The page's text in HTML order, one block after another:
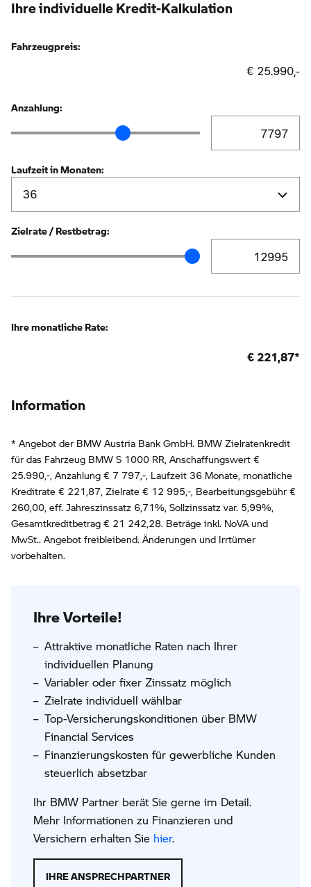
Ihre individuelle Kredit-Kalkulation
Fahrzeugpreis:
€ 25.990,-
Anzahlung:
Anzahlung Schieberegler
Laufzeit in Monaten:
Zielrate / Restbetrag:
Zielrate / Restbetrag Schieberegler
Ihre monatliche Rate:
€ 221,87*
Information
* Angebot der BMW Austria Bank GmbH. BMW Zielratenkredit
für das Fahrzeug BMW S 1000 RR, Anschaffungswert €
25.990,-, Anzahlung € 7 797,-, Laufzeit 36 Monate, monatliche
Kreditrate € 221,87, Zielrate € 12 995,-, Bearbeitungsgebühr €
260,00, eff. Jahreszinssatz 6,71%, Sollzinssatz var. 5,99%,
Gesamtkreditbetrag € 21 242,28. Beträge inkl. NoVA und
MwSt.. Angebot freibleibend. Änderungen und Irrtümer
vorbehalten.
Ihre Vorteile!
Attraktive monatliche Raten nach Ihrer
individuellen Planung
Variabler oder fixer Zinssatz möglich
Zielrate individuell wählbar
Top-Versicherungskonditionen über BMW
Financial Services
Finanzierungskosten für gewerbliche Kunden
steuerlich absetzbar
Ihr BMW Partner berät Sie gerne im Detail.
Mehr Informationen zu Finanzieren und
Versichern erhalten Sie hier.
IHRE ANSPRECHPARTNER